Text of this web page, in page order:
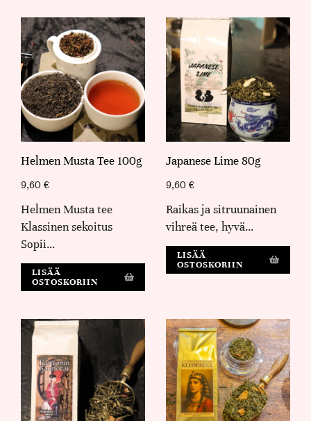
Helmen Musta Tee 100g
9,60 €
Helmen Musta tee
Klassinen sekoitus
Sopii…
LISÄÄ
OSTOSKORIIN
Japanese Lime 80g
9,60 €
Raikas ja sitruunainen
vihreä tee, hyvä…
LISÄÄ
OSTOSKORIIN